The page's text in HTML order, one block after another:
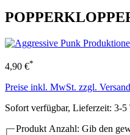
4,90 €*
Preise inkl. MwSt. zzgl.
Sofort verfügbar, Lieferzeit: 3-5
Produkt Anzahl: Gib den